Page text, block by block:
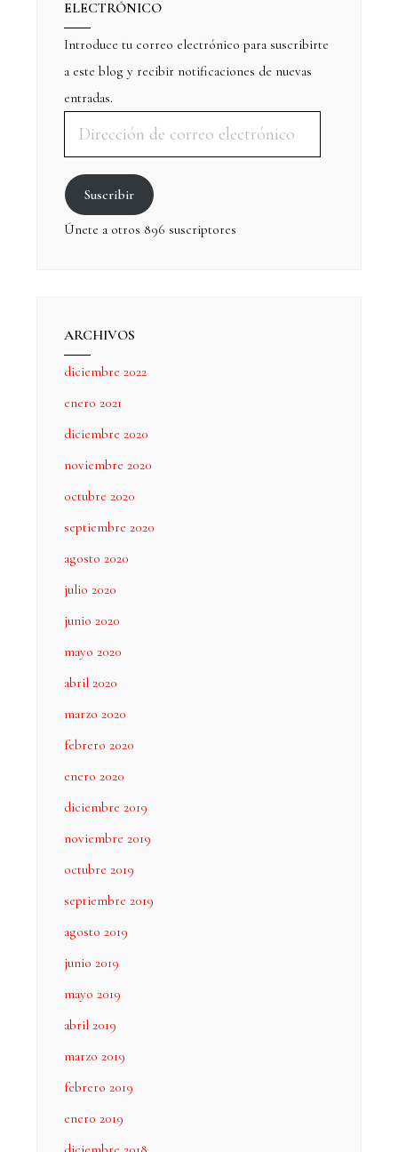
ELECTRÓNICO
Introduce tu correo electrónico para suscribirte
a este blog y recibir notificaciones de nuevas
entradas.
Suscribir
Únete a otros 896 suscriptores
ARCHIVOS
diciembre 2022
enero 2021
diciembre 2020
noviembre 2020
octubre 2020
septiembre 2020
agosto 2020
julio 2020
junio 2020
mayo 2020
abril 2020
marzo 2020
febrero 2020
enero 2020
diciembre 2019
noviembre 2019
octubre 2019
septiembre 2019
agosto 2019
junio 2019
mayo 2019
abril 2019
marzo 2019
febrero 2019
enero 2019